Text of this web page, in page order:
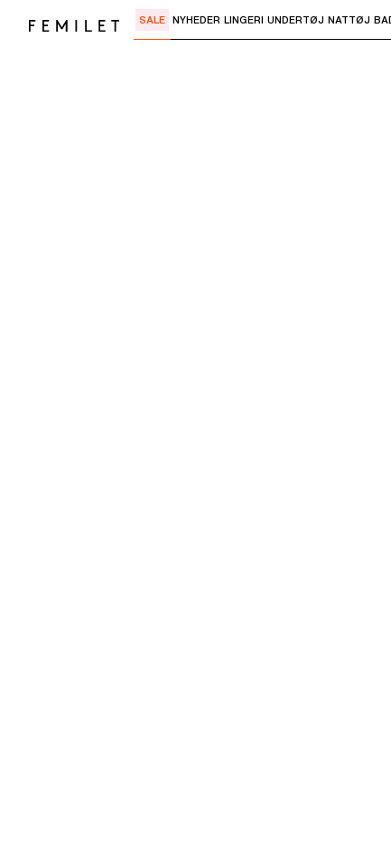
Brug "Pil ned" eller "Enter" til at
SALE NYHEDER LINGERI UNDERTØJ NATTØJ